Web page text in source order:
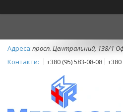
просп. Центральний, 138/1
+380 (95) 583-08-08
+380